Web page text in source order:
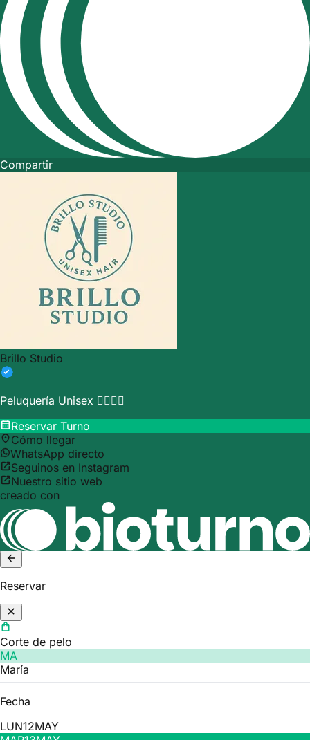
Compartir
Brillo Studio
Peluquería Unisex 💇‍♂️💇‍♀️
Reservar Turno
Cómo llegar
WhatsApp directo
Seguinos en Instagram
Nuestro sitio web
creado con
Reservar
Corte de pelo
MA
María
Fecha
LUN12MAY